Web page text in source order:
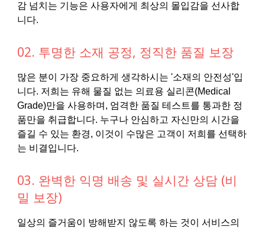
감 넘치는 기능은 사용자에게 최상의 몰입감을 선사합
니다.
02. 투명한 소재 공정, 정직한 품질 보장
많은 분이 가장 중요하게 생각하시는 '소재의 안전성'입
니다. 저희는 유해 물질 없는 의료용 실리콘(Medical
Grade)만을 사용하며, 엄격한 품질 테스트를 통과한 정
품만을 취급합니다. 누구나 안심하고 자신만의 시간을
즐길 수 있는 환경, 이것이 수많은 고객이 저희를 선택하
는 비결입니다.
03. 완벽한 익명 배송 및 실시간 상담 (비
밀 보장)
일상의 즐거움이 방해받지 않도록 하는 것이 서비스의